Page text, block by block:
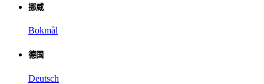
挪威
Bokmål
德国
Deutsch